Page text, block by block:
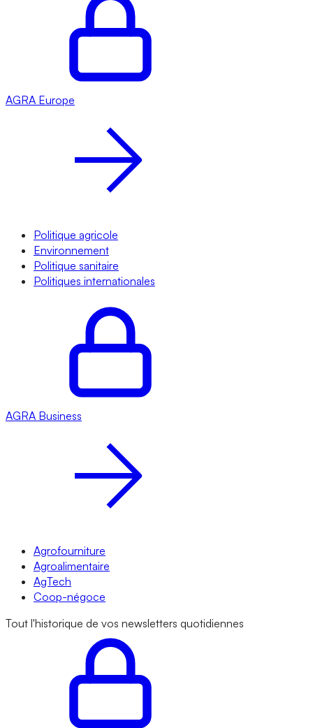
AGRA Europe
Politique agricole
Environnement
Politique sanitaire
Politiques internationales
AGRA Business
Agrofourniture
Agroalimentaire
AgTech
Coop-négoce
Tout l'historique de vos newsletters quotidiennes